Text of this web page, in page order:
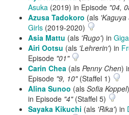
Asuka (2019) in Episode "04,
Azusa Tadokoro (als 'Kaguya
Girls (2019-2020)
Asia Mattu (als 'Rugo') in
Airi Ootsu (als 'Lehrerin') in
Episode "01"
Carin Chea (als Penny Chen)
Episode "9, 10"(Staffel 1)
Alina Sunoo (als Sofia Koppel
in Episode "4"(Staffel 5)
Sayaka Kikuchi (als 'Rika') in